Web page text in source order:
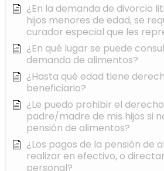
¿En la demanda de divorcio
hijos menores de edad, se
curador especial que les
¿En qué lugar se puede
demanda de alimentos?
¿Hasta qué edad tiene
beneficiario?
¿Le puedo prohibir el
padre/madre de mis hijos si
pensión de alimentos?
¿Los pagos de la pensión de
realizar en efectivo, o
personal?